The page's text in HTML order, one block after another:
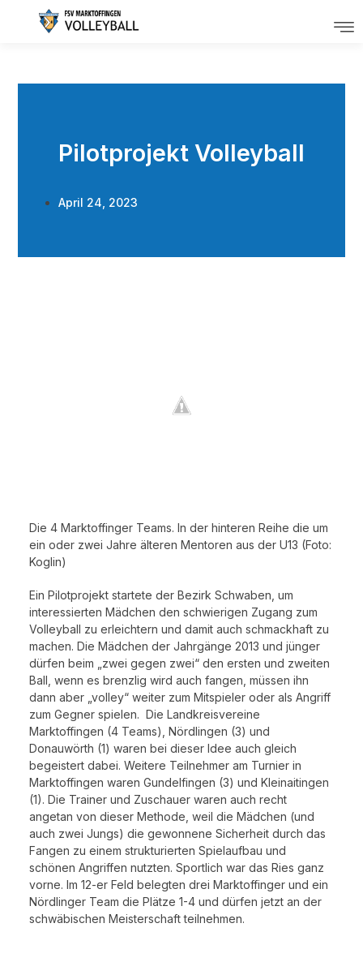
Pilotprojekt Volleyball
April 24, 2023
Die 4 Marktoffinger Teams. In der hinteren Reihe die um
ein oder zwei Jahre älteren Mentoren aus der U13 (Foto:
Koglin)
Ein Pilotprojekt startete der Bezirk Schwaben, um
interessierten Mädchen den schwierigen Zugang zum
Volleyball zu erleichtern und damit auch schmackhaft zu
machen. Die Mädchen der Jahrgänge 2013 und jünger
dürfen beim „zwei gegen zwei“ den ersten und zweiten
Ball, wenn es brenzlig wird auch fangen, müssen ihn
dann aber „volley“ weiter zum Mitspieler oder als Angriff
zum Gegner spielen. Die Landkreisvereine
Marktoffingen (4 Teams), Nördlingen (3) und
Donauwörth (1) waren bei dieser Idee auch gleich
begeistert dabei. Weitere Teilnehmer am Turnier in
Marktoffingen waren Gundelfingen (3) und Kleinaitingen
(1). Die Trainer und Zuschauer waren auch recht
angetan von dieser Methode, weil die Mädchen (und
auch zwei Jungs) die gewonnene Sicherheit durch das
Fangen zu einem strukturierten Spielaufbau und
schönen Angriffen nutzten. Sportlich war das Ries ganz
vorne. Im 12-er Feld belegten drei Marktoffinger und ein
Nördlinger Team die Plätze 1-4 und dürfen jetzt an der
schwäbischen Meisterschaft teilnehmen.